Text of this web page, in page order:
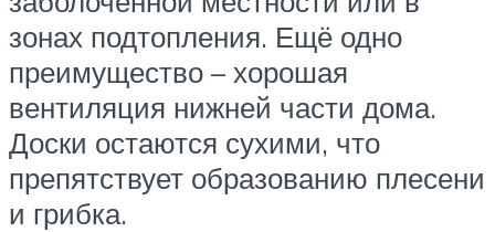
зонах подтопления. Ещё одно
преимущество – хорошая
вентиляция нижней части дома.
Доски остаются сухими, что
препятствует образованию плесени
и грибка.